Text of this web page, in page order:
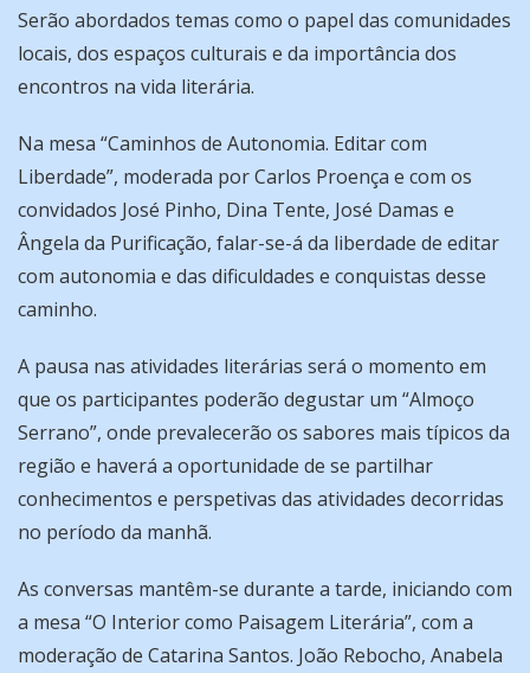
Serão abordados temas como o papel das comunidades
locais, dos espaços culturais e da importância dos
encontros na vida literária.
Na mesa “Caminhos de Autonomia. Editar com
Liberdade”, moderada por Carlos Proença e com os
convidados José Pinho, Dina Tente, José Damas e
Ângela da Purificação, falar-se-á da liberdade de editar
com autonomia e das dificuldades e conquistas desse
caminho.
A pausa nas atividades literárias será o momento em
que os participantes poderão degustar um “Almoço
Serrano”, onde prevalecerão os sabores mais típicos da
região e haverá a oportunidade de se partilhar
conhecimentos e perspetivas das atividades decorridas
no período da manhã.
As conversas mantêm-se durante a tarde, iniciando com
a mesa “O Interior como Paisagem Literária”, com a
moderação de Catarina Santos. João Rebocho, Anabela